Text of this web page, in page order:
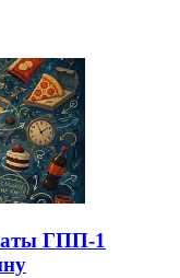
ГПП-1